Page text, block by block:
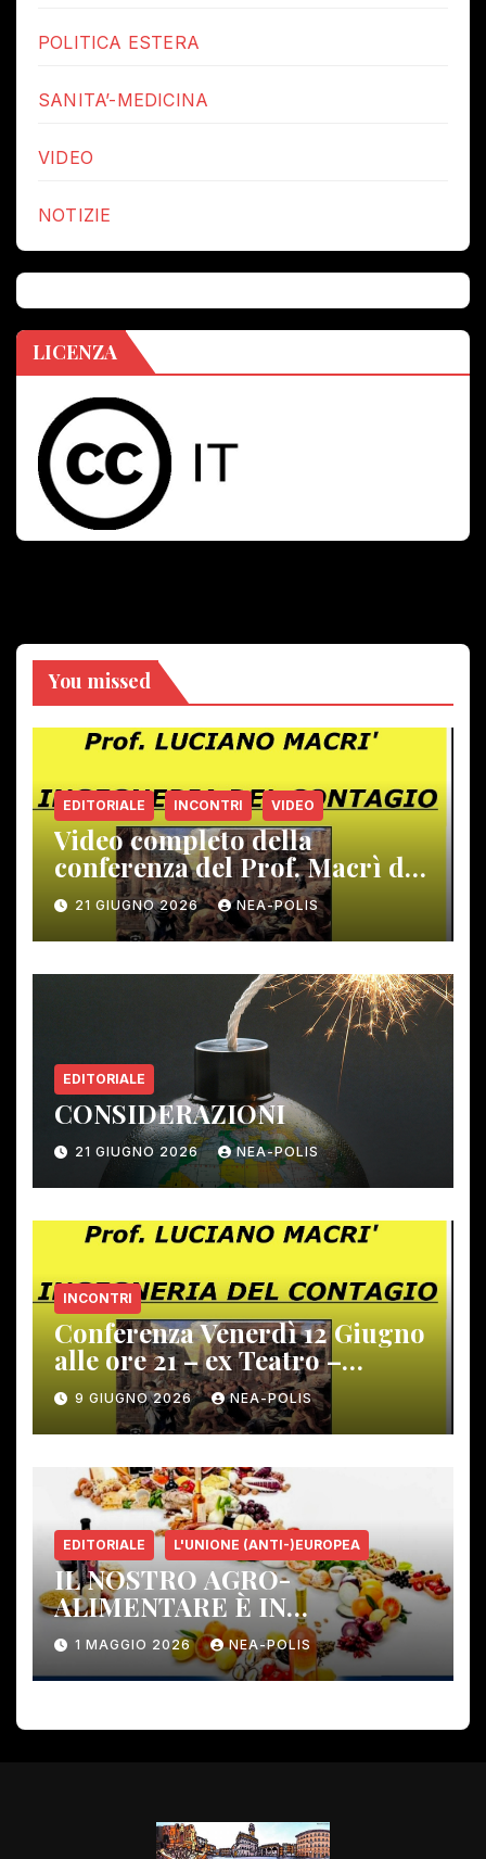
POLITICA ESTERA
SANITA’-MEDICINA
VIDEO
NOTIZIE
LICENZA
You missed
EDITORIALE INCONTRI VIDEO
Video completo della
conferenza del Prof. Macrì del
12 giugno scorso
21 GIUGNO 2026 NEA-POLIS
EDITORIALE
CONSIDERAZIONI
21 GIUGNO 2026 NEA-POLIS
INCONTRI
Conferenza Venerdì 12 Giugno
alle ore 21 – ex Teatro –
Gambassi Terme –
9 GIUGNO 2026 NEA-POLIS
EDITORIALE L'UNIONE (ANTI-)EUROPEA
IL NOSTRO AGRO-
ALIMENTARE È IN
PERICOLO!
1 MAGGIO 2026 NEA-POLIS